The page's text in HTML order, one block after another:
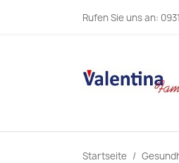
Rufen Sie uns an:
Startseite